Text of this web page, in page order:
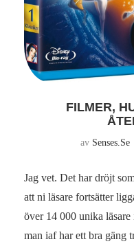
FILMER,
av Senses.se
Jag vet. Det har dröjt
att ni läsare fortsätter
över 14 000 unika läsare
man iaf har ett bra gäng